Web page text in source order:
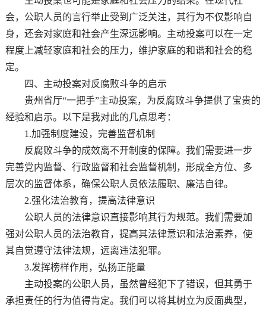
会，公职人员的言行举止受到广泛关注，其行为不仅影响自
身，还会对家庭和社会产生深远影响。主动投案可以在一定
程度上减轻家庭和社会的压力，维护家庭的和谐和社会的稳
定。
四、主动投案对反腐败斗争的启示
贵州省厅“一把手”主动投案，为反腐败斗争提供了宝贵的
经验和启示。以下是我对此的几点思考：
1.加强制度建设，完善监督机制
反腐败斗争的成效离不开制度的保障。我们需要进一步
完善党内监督、行政监督和社会监督机制，形成全方位、多
层次的监督体系，确保公职人员依法履职、廉洁自律。
2.强化法治教育，提高法律意识
公职人员的法律意识直接影响其行为规范。我们需要加
强对公职人员的法治教育，提高其法律意识和法治素养，使
其自觉遵守法律法规，远离违法犯罪。
3.发挥榜样作用，弘扬正能量
主动投案的公职人员，虽然曾经犯下了错误，但其勇于
承担责任的行为值得肯定。我们可以将其树立为反面典型，